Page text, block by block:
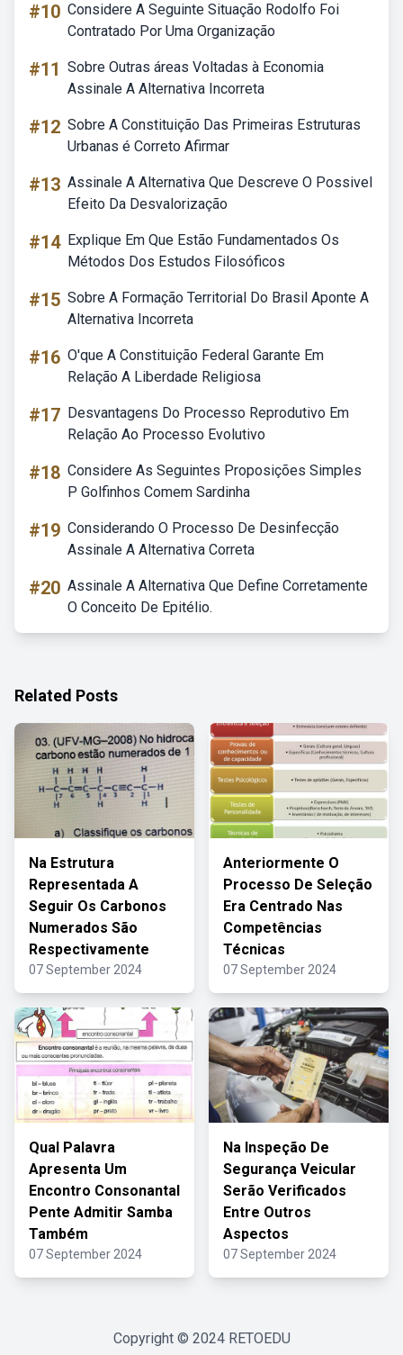
#10 Considere A Seguinte Situação Rodolfo Foi
Contratado Por Uma Organização
#11 Sobre Outras áreas Voltadas à Economia
Assinale A Alternativa Incorreta
#12 Sobre A Constituição Das Primeiras Estruturas
Urbanas é Correto Afirmar
#13 Assinale A Alternativa Que Descreve O Possivel
Efeito Da Desvalorização
#14 Explique Em Que Estão Fundamentados Os
Métodos Dos Estudos Filosóficos
#15 Sobre A Formação Territorial Do Brasil Aponte A
Alternativa Incorreta
#16 O'que A Constituição Federal Garante Em
Relação A Liberdade Religiosa
#17 Desvantagens Do Processo Reprodutivo Em
Relação Ao Processo Evolutivo
#18 Considere As Seguintes Proposições Simples
P Golfinhos Comem Sardinha
#19 Considerando O Processo De Desinfecção
Assinale A Alternativa Correta
#20 Assinale A Alternativa Que Define Corretamente
O Conceito De Epitélio.
Related Posts
Na Estrutura
Representada A
Seguir Os Carbonos
Numerados São
Respectivamente
07 September 2024
Anteriormente O
Processo De Seleção
Era Centrado Nas
Competências
Técnicas
07 September 2024
Qual Palavra
Apresenta Um
Encontro Consonantal
Pente Admitir Samba
Também
07 September 2024
Na Inspeção De
Segurança Veicular
Serão Verificados
Entre Outros
Aspectos
07 September 2024
Copyright © 2024 RETOEDU